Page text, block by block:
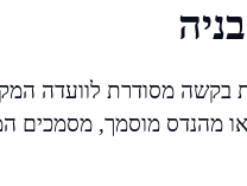
מסודרת לוועדה
מהנדס מוסמך, מסמכים